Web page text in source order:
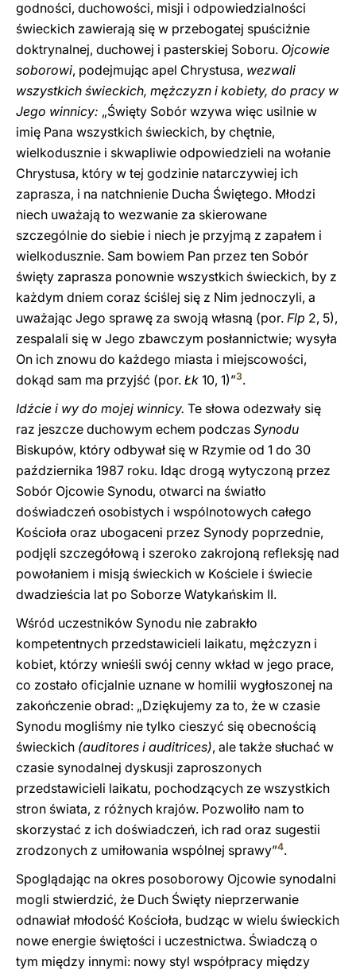
godności, duchowości, misji i odpowiedzialności
świeckich zawierają się w przebogatej spuściźnie
doktrynalnej, duchowej i pasterskiej Soboru. Ojcowie
soborowi, podejmując apel Chrystusa, wezwali
wszystkich świeckich, mężczyzn i kobiety, do pracy w
Jego winnicy: „Święty Sobór wzywa więc usilnie w
imię Pana wszystkich świeckich, by chętnie,
wielkodusznie i skwapliwie odpowiedzieli na wołanie
Chrystusa, który w tej godzinie natarczywiej ich
zaprasza, i na natchnienie Ducha Świętego. Młodzi
niech uważają to wezwanie za skierowane
szczególnie do siebie i niech je przyjmą z zapałem i
wielkodusznie. Sam bowiem Pan przez ten Sobór
święty zaprasza ponownie wszystkich świeckich, by z
każdym dniem coraz ściślej się z Nim jednoczyli, a
uważając Jego sprawę za swoją własną (por. Flp 2, 5),
zespalali się w Jego zbawczym posłannictwie; wysyła
On ich znowu do każdego miasta i miejscowości,
dokąd sam ma przyjść (por. Łk 10, 1)”3.
Idźcie i wy do mojej winnicy. Te słowa odezwały się
raz jeszcze duchowym echem podczas Synodu
Biskupów, który odbywał się w Rzymie od 1 do 30
października 1987 roku. Idąc drogą wytyczoną przez
Sobór Ojcowie Synodu, otwarci na światło
doświadczeń osobistych i wspólnotowych całego
Kościoła oraz ubogaceni przez Synody poprzednie,
podjęli szczegółową i szeroko zakrojoną refleksję nad
powołaniem i misją świeckich w Kościele i świecie
dwadzieścia lat po Soborze Watykańskim II.
Wśród uczestników Synodu nie zabrakło
kompetentnych przedstawicieli laikatu, mężczyzn i
kobiet, którzy wnieśli swój cenny wkład w jego prace,
co zostało oficjalnie uznane w homilii wygłoszonej na
zakończenie obrad: „Dziękujemy za to, że w czasie
Synodu mogliśmy nie tylko cieszyć się obecnością
świeckich (auditores i auditrices), ale także słuchać w
czasie synodalnej dyskusji zaproszonych
przedstawicieli laikatu, pochodzących ze wszystkich
stron świata, z różnych krajów. Pozwoliło nam to
skorzystać z ich doświadczeń, ich rad oraz sugestii
zrodzonych z umiłowania wspólnej sprawy”4.
Spoglądając na okres posoborowy Ojcowie synodalni
mogli stwierdzić, że Duch Święty nieprzerwanie
odnawiał młodość Kościoła, budząc w wielu świeckich
nowe energie świętości i uczestnictwa. Świadczą o
tym między innymi: nowy styl współpracy między